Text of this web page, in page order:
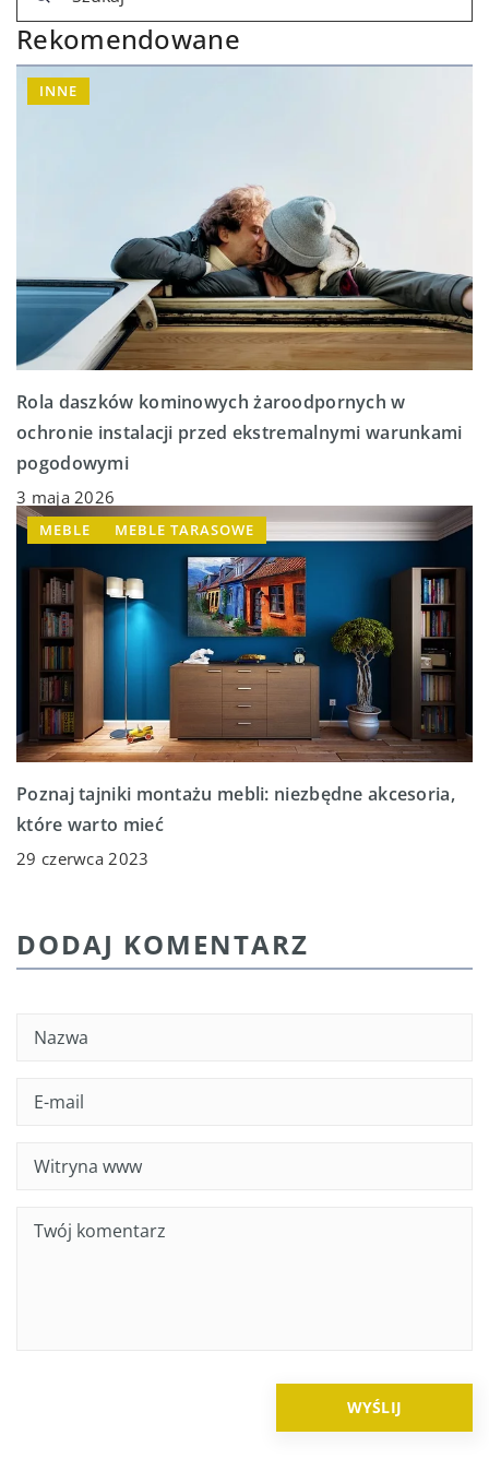
Rekomendowane
INNE
Rola daszków kominowych żaroodpornych w
ochronie instalacji przed ekstremalnymi warunkami
pogodowymi
3 maja 2026
MEBLE MEBLE TARASOWE
Poznaj tajniki montażu mebli: niezbędne akcesoria,
które warto mieć
29 czerwca 2023
DODAJ KOMENTARZ